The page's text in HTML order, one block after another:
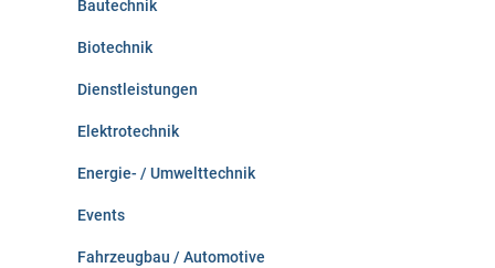
Bautechnik
Biotechnik
Dienstleistungen
Elektrotechnik
Energie- / Umwelttechnik
Events
Fahrzeugbau / Automotive